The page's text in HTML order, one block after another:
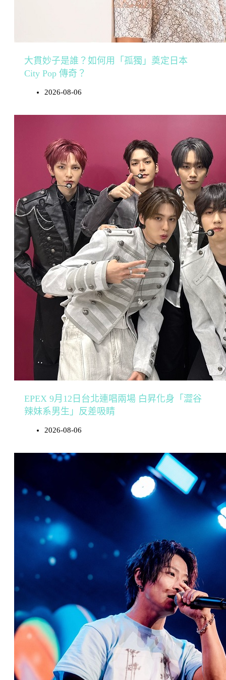
大貫妙子是誰？如何用「孤獨」奠定日本
City Pop 傳奇？
2026-08-06
EPEX 9月12日台北連唱兩場 白昇化身「澀谷
辣妹系男生」反差吸睛
2026-08-06